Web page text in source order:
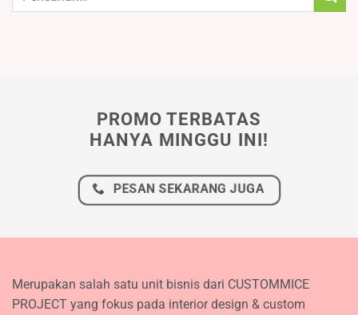
PROMO TERBATAS
HANYA MINGGU INI!
PESAN SEKARANG JUGA
Merupakan salah satu unit bisnis dari CUSTOMMICE
PROJECT yang fokus pada interior design & custom